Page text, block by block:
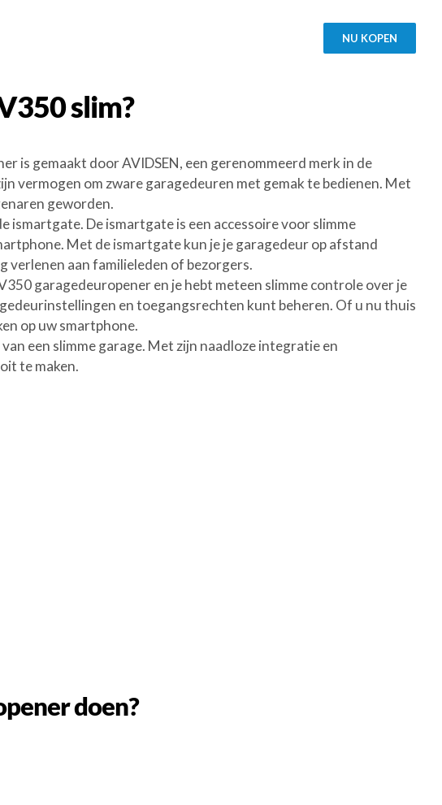
NU KOPEN
slim?
is gemaakt door AVIDSEN, een gerenommeerd merk in de
vermogen om zware garagedeuren met gemak te bedienen. Met
geworden.
ismartgate. De ismartgate is een accessoire voor slimme
Met de ismartgate kun je je garagedeur op afstand
verlenen aan familieleden of bezorgers.
garagedeuropener en je hebt meteen slimme controle over je
en toegangsrechten kunt beheren. Of u nu thuis
op uw smartphone.
een slimme garage. Met zijn naadloze integratie en
te maken.
doen?